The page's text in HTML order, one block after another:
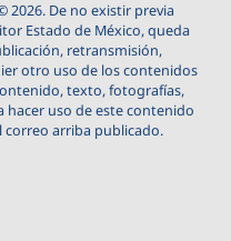
2026. De no existir previa
Estado de México, queda
retransmisión,
otro uso de los contenidos
texto, fotografías,
hacer uso de este contenido
correo arriba publicado.